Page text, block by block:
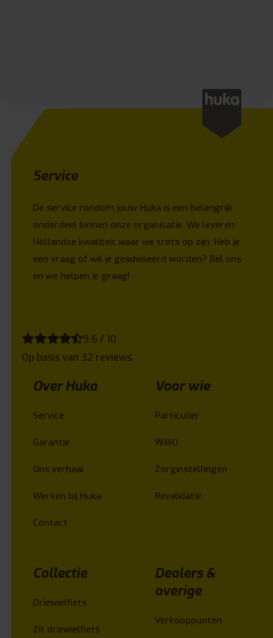
Service
De service rondom jouw Huka is een belangrijk
onderdeel binnen onze organisatie. We leveren
Hollandse kwaliteit waar we trots op zijn. Heb je
een vraag of wil je geadviseerd worden? Bel ons
en we helpen je graag!
9.6 / 10
Op basis van 32 reviews.
Over Huka
Service
Garantie
Ons verhaal
Werken bij Huka
Contact
Voor wie
Particulier
WMO
Zorginstellingen
Revalidatie
Collectie
Driewielfiets
Zit driewielfiets
Dealers &
overige
Verkooppunten